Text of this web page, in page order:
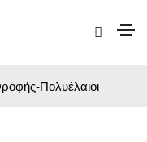
Πολυέλαιοι